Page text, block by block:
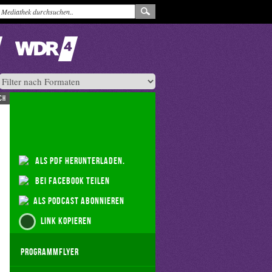
als PDF herunterladen.
bei Facebook teilen
als Podcast abonnieren
Link kopieren
Programmflyer